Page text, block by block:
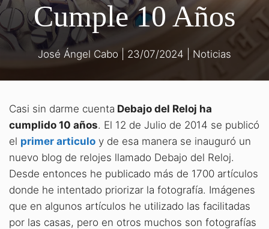
Cumple 10 Años
José Ángel Cabo 23/07/2024 Noticias
Casi sin darme cuenta Debajo del Reloj ha
cumplido 10 años. El 12 de Julio de 2014 se publicó
el primer articulo y de esa manera se inauguró un
nuevo blog de relojes llamado Debajo del Reloj.
Desde entonces he publicado más de 1700 artículos
donde he intentado priorizar la fotografía. Imágenes
que en algunos artículos he utilizado las facilitadas
por las casas, pero en otros muchos son fotografías